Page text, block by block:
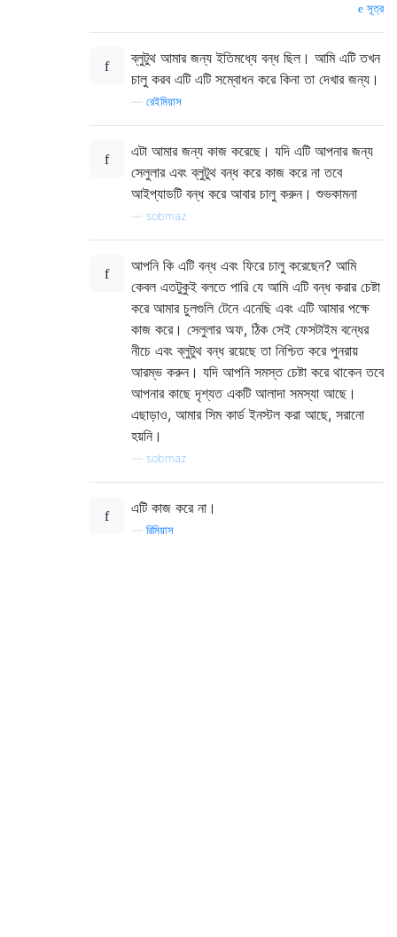
সূত্র
ব্লুটুথ আমার জন্য ইতিমধ্যে বন্ধ ছিল। আমি এটি তখন
চালু করব এটি এটি সম্বোধন করে কিনা তা দেখার জন্য।
রেইমিয়াস
এটা আমার জন্য কাজ করেছে। যদি এটি আপনার জন্য
সেলুলার এবং ব্লুটুথ বন্ধ করে কাজ করে না তবে
আইপ্যাডটি বন্ধ করে আবার চালু করুন। শুভকামনা
sobmaz
আপনি কি এটি বন্ধ এবং ফিরে চালু করেছেন? আমি
কেবল এতটুকুই বলতে পারি যে আমি এটি বন্ধ করার চেষ্টা
করে আমার চুলগুলি টেনে এনেছি এবং এটি আমার পক্ষে
কাজ করে। সেলুলার অফ, ঠিক সেই ফেসটাইম বন্ধের
নীচে এবং ব্লুটুথ বন্ধ রয়েছে তা নিশ্চিত করে পুনরায়
আরম্ভ করুন। যদি আপনি সমস্ত চেষ্টা করে থাকেন তবে
আপনার কাছে দৃশ্যত একটি আলাদা সমস্যা আছে।
এছাড়াও, আমার সিম কার্ড ইনস্টল করা আছে, সরানো
হয়নি।
sobmaz
এটি কাজ করে না।
রিমিয়াস